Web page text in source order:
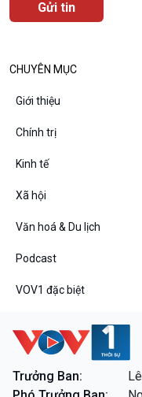
VOV1 đặc biệt
Thanh âm ký sự
Các chương trình đặc
CHUYÊN MỤC
Giới thiệu
Chính trị
Kinh tế
Xã hội
Văn hoá & Du lịch
Podcast
VOV1 đặc biệt
Trưởng Ban: